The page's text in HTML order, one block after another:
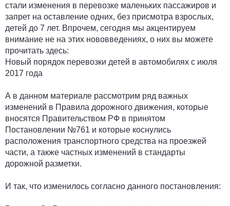
стали изменения в перевозке маленьких пассажиров и
запрет на оставление одних, без присмотра взрослых,
детей до 7 лет. Впрочем, сегодня мы акцентируем
внимание не на этих нововведениях, о них вы можете
прочитать здесь:
Новый порядок перевозки детей в автомобилях с июля
2017 года
А в данном материале рассмотрим ряд важных
изменений в Правила дорожного движения, которые
вносятся Правительством РФ в принятом
Постановлении №761 и которые коснулись
расположения транспортного средства на проезжей
части, а также частных изменений в стандарты
дорожной разметки.
И так, что изменилось согласно данного постановления: